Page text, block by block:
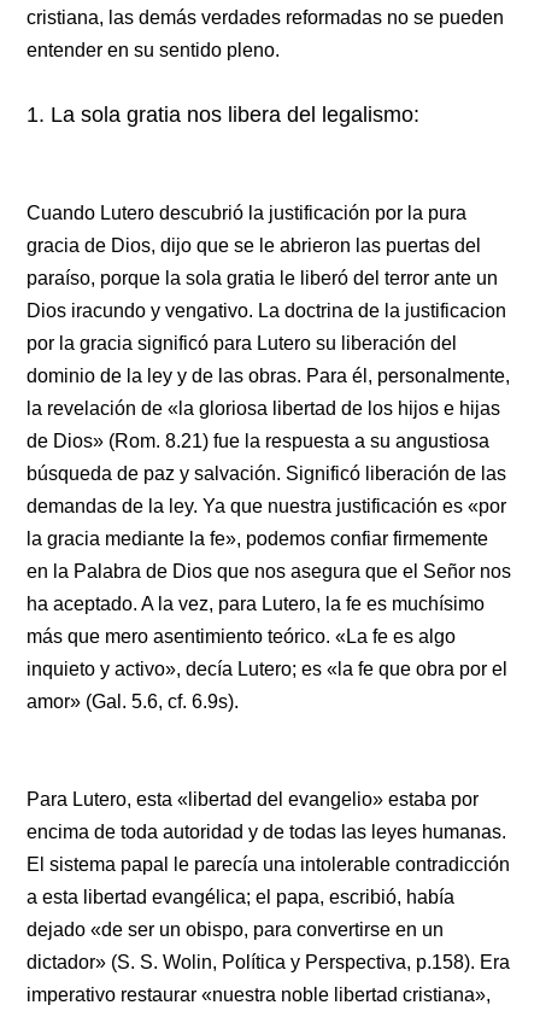
cristiana, las demás verdades reformadas no se pueden
entender en su sentido pleno.
1. La sola gratia nos libera del legalismo:
Cuando Lutero descubrió la justificación por la pura
gracia de Dios, dijo que se le abrieron las puertas del
paraíso, porque la sola gratia le liberó del terror ante un
Dios iracundo y vengativo. La doctrina de la justificacion
por la gracia significó para Lutero su liberación del
dominio de la ley y de las obras. Para él, personalmente,
la revelación de «la gloriosa libertad de los hijos e hijas
de Dios» (Rom. 8.21) fue la respuesta a su angustiosa
búsqueda de paz y salvación. Significó liberación de las
demandas de la ley. Ya que nuestra justificación es «por
la gracia mediante la fe», podemos confiar firmemente
en la Palabra de Dios que nos asegura que el Señor nos
ha aceptado. A la vez, para Lutero, la fe es muchísimo
más que mero asentimiento teórico. «La fe es algo
inquieto y activo», decía Lutero; es «la fe que obra por el
amor» (Gal. 5.6, cf. 6.9s).
Para Lutero, esta «libertad del evangelio» estaba por
encima de toda autoridad y de todas las leyes humanas.
El sistema papal le parecía una intolerable contradicción
a esta libertad evangélica; el papa, escribió, había
dejado «de ser un obispo, para convertirse en un
dictador» (S. S. Wolin, Política y Perspectiva, p.158). Era
imperativo restaurar «nuestra noble libertad cristiana»,